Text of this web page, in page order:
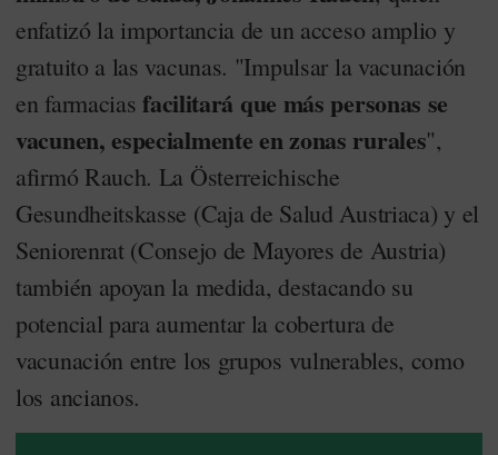
enfatizó la importancia de un acceso amplio y
gratuito a las vacunas. "Impulsar la vacunación
en farmaciasfacilitará que más personas se
vacunen, especialmente en zonas rurales",
afirmó Rauch. La Österreichische
Gesundheitskasse (Caja de Salud Austriaca) y el
Seniorenrat (Consejo de Mayores de Austria)
también apoyan la medida, destacando su
potencial para aumentar la cobertura de
vacunación entre los grupos vulnerables, como
los ancianos.